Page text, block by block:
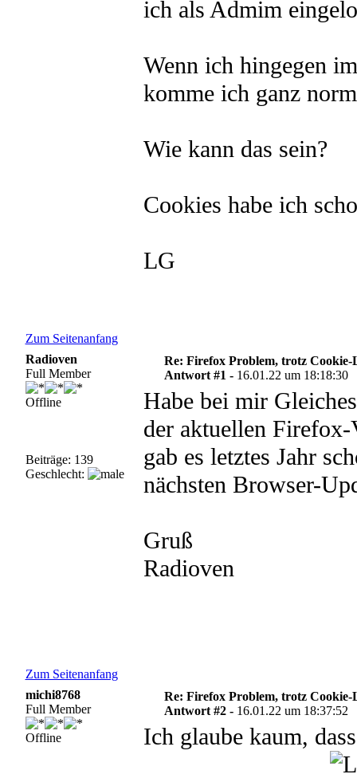
ich als Admim
Wenn ich hingegen
komme ich ganz
Wie kann das sein?
Cookies habe ich
LG
Zum Seitenanfang
Radioven
Full Member
Offline
Beiträge: 139
Geschlecht:
Re: Firefox Problem, trotz Cookie-
Antwort #1 - 16.01.22 um 18:18:30
Habe bei mir
der aktuellen
gab es letztes Jahr
nächsten Browser-
Gruß
Radioven
Zum Seitenanfang
michi8768
Full Member
Offline
Re: Firefox Problem, trotz Cookie-
Antwort #2 - 16.01.22 um 18:37:52
Ich glaube kaum,